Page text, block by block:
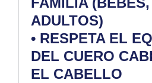
ADULTOS)
• RESPETA EL
DEL CUERO
EL CABELLO